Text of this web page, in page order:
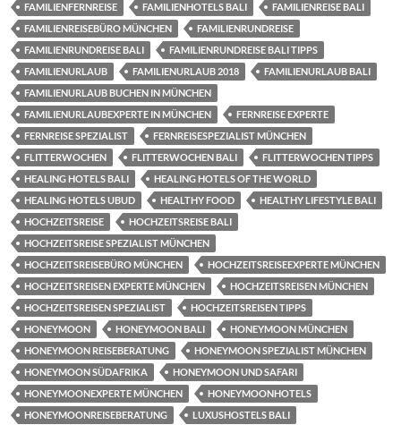
FAMILIENFERNREISE
FAMILIENHOTELS BALI
FAMILIENREISE BALI
FAMILIENREISEBÜRO MÜNCHEN
FAMILIENRUNDREISE
FAMILIENRUNDREISE BALI
FAMILIENRUNDREISE BALI TIPPS
FAMILIENURLAUB
FAMILIENURLAUB 2018
FAMILIENURLAUB BALI
FAMILIENURLAUB BUCHEN IN MÜNCHEN
FAMILIENURLAUBEXPERTE IN MÜNCHEN
FERNREISE EXPERTE
FERNREISE SPEZIALIST
FERNREISESPEZIALIST MÜNCHEN
FLITTERWOCHEN
FLITTERWOCHEN BALI
FLITTERWOCHEN TIPPS
HEALING HOTELS BALI
HEALING HOTELS OF THE WORLD
HEALING HOTELS UBUD
HEALTHY FOOD
HEALTHY LIFESTYLE BALI
HOCHZEITSREISE
HOCHZEITSREISE BALI
HOCHZEITSREISE SPEZIALIST MÜNCHEN
HOCHZEITSREISEBÜRO MÜNCHEN
HOCHZEITSREISEEXPERTE MÜNCHEN
HOCHZEITSREISEN EXPERTE MÜNCHEN
HOCHZEITSREISEN MÜNCHEN
HOCHZEITSREISEN SPEZIALIST
HOCHZEITSREISEN TIPPS
HONEYMOON
HONEYMOON BALI
HONEYMOON MÜNCHEN
HONEYMOON REISEBERATUNG
HONEYMOON SPEZIALIST MÜNCHEN
HONEYMOON SÜDAFRIKA
HONEYMOON UND SAFARI
HONEYMOONEXPERTE MÜNCHEN
HONEYMOONHOTELS
HONEYMOONREISEBERATUNG
LUXUSHOSTELS BALI